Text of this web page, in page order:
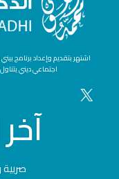
اشتهر بتقديم وإعداد برنامج
اجتماعي ديني
آخر